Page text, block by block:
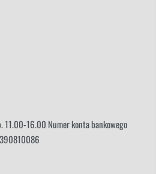
16.00 Numer konta bankowego